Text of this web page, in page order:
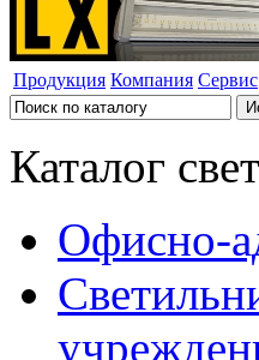
Продукция Компания Сервис
Каталог
Офисно-